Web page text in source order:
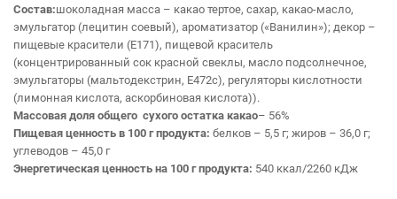
Состав:шоколадная масса – какао тертое, сахар, какао-масло,
эмульгатор (лецитин соевый), ароматизатор («Ванилин»); декор –
пищевые красители (Е171), пищевой краситель
(концентрированный сок красной свеклы, масло подсолнечное,
эмульгаторы (мальтодекстрин, Е472с), регуляторы кислотности
(лимонная кислота, аскорбиновая кислота)).
Массовая доля общего сухого остатка какао– 56%
Пищевая ценность в 100 г продукта: белков – 5,5 г; жиров – 36,0 г;
углеводов – 45,0 г
Энергетическая ценность на 100 г продукта: 540 ккал/2260 кДж